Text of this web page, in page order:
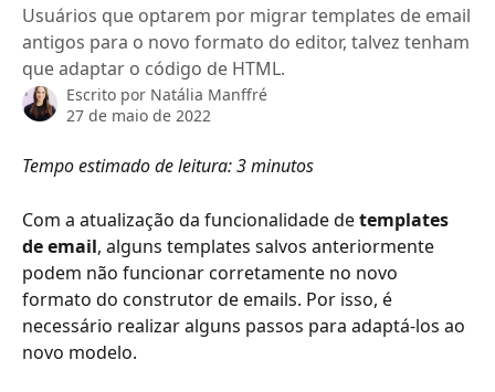
Usuários que optarem por migrar templates de email
antigos para o novo formato do editor, talvez tenham
que adaptar o código de HTML.
Escrito por Natália Manffré
27 de maio de 2022
Tempo estimado de leitura: 3 minutos
Com a atualização da funcionalidade de templates
de email, alguns templates salvos anteriormente
podem não funcionar corretamente no novo
formato do construtor de emails. Por isso, é
necessário realizar alguns passos para adaptá-los ao
novo modelo.